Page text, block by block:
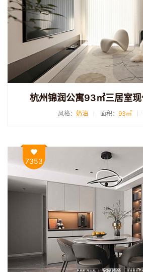
杭州锦润公寓93㎡三居室
风格： 奶油 面积： 93㎡
7353